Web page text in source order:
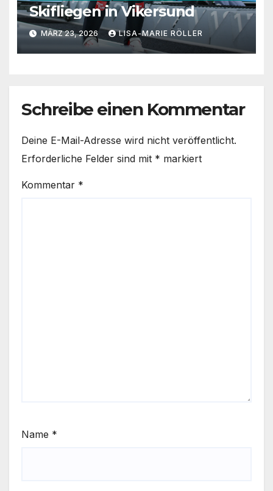
Skifliegen in Vikersund
MÄRZ 23, 2026 LISA-MARIE RÖLLER
Schreibe einen Kommentar
Deine E-Mail-Adresse wird nicht veröffentlicht.
Erforderliche Felder sind mit * markiert
Kommentar *
Name *